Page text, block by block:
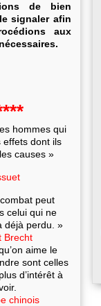
de bien
signaler afin
aux
hommes qui
effets dont ils
causes »
peut
celui qui ne
déjà perdu. »
Brecht
aime le
sont celles
d’intérêt à
chinois